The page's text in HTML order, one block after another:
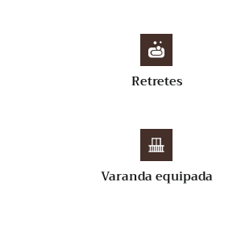
Retretes
Varanda equipada